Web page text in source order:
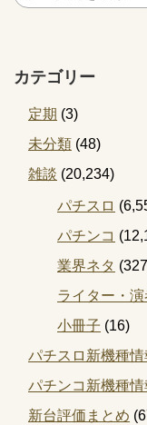
カテゴリー
定期 (3)
未分類 (48)
雑談 (20,234)
パチスロ
パチンコ
業界ネタ
ライター・演
小冊子 (16)
パチスロ新機種情
パチンコ新機種情
新台評価まとめ